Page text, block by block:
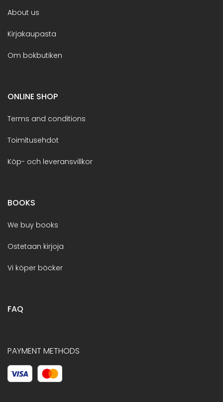
About us
Kirjakaupasta
Om bokbutiken
ONLINE SHOP
Terms and conditions
Toimitusehdot
Köp- och leveransvillkor
BOOKS
We buy books
Ostetaan kirjoja
Vi köper böcker
FAQ
PAYMENT METHODS